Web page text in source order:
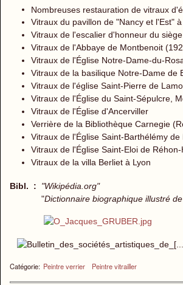
Nombreuses restauration de vitraux
Vitraux du pavillon de "Nancy et l'Est"
Vitraux de l'escalier d'honneur du
Vitraux de l'Abbaye de Montbenoit
Vitraux de l'Église Notre-Dame-du-
Vitraux de la basilique Notre-Dame de
Vitraux de l'église Saint-Pierre de
Vitraux de l'Église du Saint-Sépulcre,
Vitraux de l'Église d'Ancerviller
Verrière de la Bibliothèque Carnegie
Vitraux de l'Église Saint-Barthélémy
Vitraux de l'Église Saint-Eloi de
Vitraux de la villa Berliet à Lyon
Bibl. :
"Wikipédia.org"
"Dictionnaire biographique illustré
Catégorie: Peintre verrier Peintre vitrailler